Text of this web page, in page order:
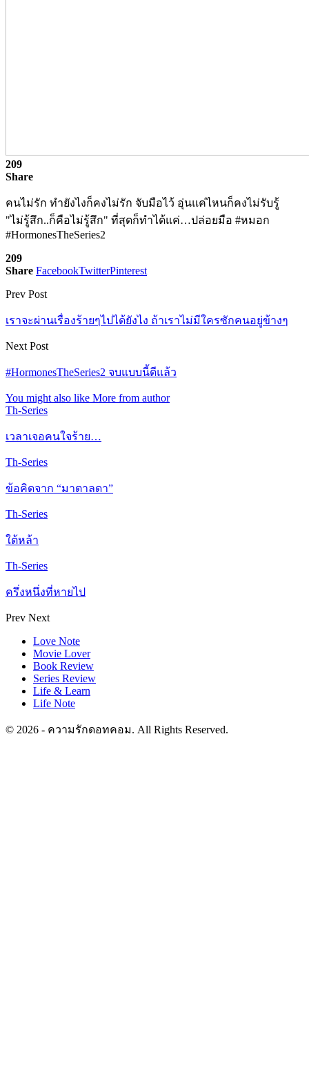
209
Share
คนไม่รัก ทำยังไงก็คงไม่รัก จับมือไว้ อุ่นแค่ไหนก็คงไม่รับรู้
"ไม่รู้สึก..ก็คือไม่รู้สึก" ที่สุดก็ทำได้แค่…ปล่อยมือ #หมอก
#HormonesTheSeries2
209
Share FacebookTwitterPinterest
Prev Post
เราจะผ่านเรื่องร้ายๆไปได้ยังไง ถ้าเราไม่มีใครซักคนอยู่ข้างๆ
Next Post
#HormonesTheSeries2 จบแบบนี้ดีแล้ว
You might also like More from author
Th-Series
เวลาเจอคนใจร้าย…
Th-Series
ข้อคิดจาก “มาตาลดา”
Th-Series
ใต้หล้า
Th-Series
ครึ่งหนึ่งที่หายไป
Prev Next
Love Note
Movie Lover
Book Review
Series Review
Life & Learn
Life Note
© 2026 - ความรักดอทคอม. All Rights Reserved.